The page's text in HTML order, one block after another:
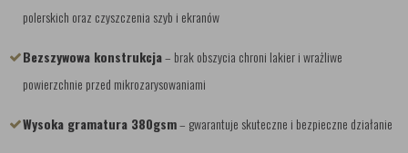
polerskich oraz czyszczenia szyb i ekranów
Bezszywowa konstrukcja– brak obszycia chroni lakier i wrażliwe
powierzchnie przed mikrozarysowaniami
Wysoka gramatura 380gsm– gwarantuje skuteczne i bezpieczne działanie